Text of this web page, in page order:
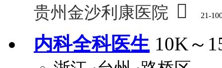
贵州金沙利康医院  21-
内科全科医生 10K～